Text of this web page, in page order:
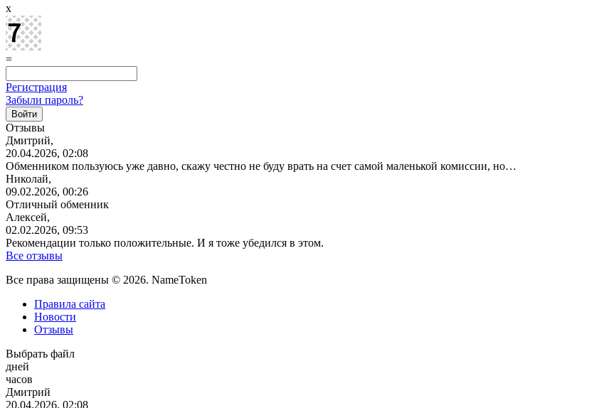
x
=
Регистрация
Забыли пароль?
Отзывы
Дмитрий,
20.04.2026, 02:08
Обменником пользуюсь уже давно, скажу честно не буду врать на счет самой маленькой комиссии, но…
Николай,
09.02.2026, 00:26
Отличный обменник
Алексей,
02.02.2026, 09:53
Рекомендации только положительные. И я тоже убедился в этом.
Все отзывы
Все права защищены © 2026. NameToken
Правила сайта
Новости
Отзывы
Выбрать файл
дней
часов
Дмитрий
20.04.2026, 02:08